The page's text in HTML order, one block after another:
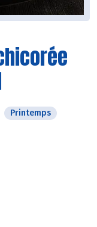
Printemps